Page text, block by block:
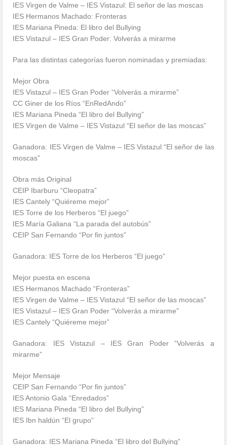
IES Virgen de Valme – IES Vistazul: El señor de las moscas
IES Hermanos Machado: Fronteras
IES Mariana Pineda: El libro del Bullying
IES Vistazul – IES Gran Poder: Volverás a mirarme
Para las distintas categorías fueron nominadas y premiadas:
Mejor Obra
IES Vistazul – IES Gran Poder “Volverás a mirarme”
CC Giner de los Ríos “EnRedAndo”
IES Mariana Pineda “El libro del Bullying”
IES Virgen de Valme – IES Vistazul “El señor de las moscas”
Ganadora: IES Virgen de Valme – IES Vistazul “El señor de las
moscas”
Obra más Original
CEIP Ibarburu “Cleopatra”
IES Cantely “Quiéreme mejor”
IES Torre de los Herberos “El juego”
IES María Galiana “La parada del autobús”
CEIP San Fernando “Por fin juntos”
Ganadora: IES Torre de los Herberos “El juego”
Mejor puesta en escena
IES Hermanos Machado “Fronteras”
IES Virgen de Valme – IES Vistazul “El señor de las moscas”
IES Vistazul – IES Gran Poder “Volverás a mirarme”
IES Cantely “Quiéreme mejor”
Ganadora: IES Vistazul – IES Gran Poder “Volverás a
mirarme”
Mejor Mensaje
CEIP San Fernando “Por fin juntos”
IES Antonio Gala “Enredados”
IES Mariana Pineda “El libro del Bullying”
IES Ibn haldún “El grupo”
Ganadora: IES Mariana Pineda “El libro del Bullying”